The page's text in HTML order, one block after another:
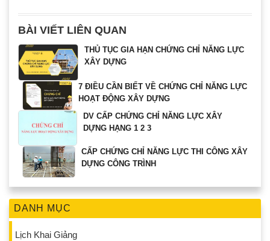
DANH MỤC
Lịch Khai Giảng
BÀI VIẾT LIÊN QUAN
THỦ TỤC GIA HẠN CHỨNG CHỈ NĂNG LỰC
XÂY DỰNG
7 ĐIỀU CẦN BIẾT VỀ CHỨNG CHỈ NĂNG LỰC
HOẠT ĐỘNG XÂY DỰNG
DV CẤP CHỨNG CHỈ NĂNG LỰC XÂY
DỰNG HẠNG 1 2 3
CẤP CHỨNG CHỈ NĂNG LỰC THI CÔNG XÂY
DỰNG CÔNG TRÌNH